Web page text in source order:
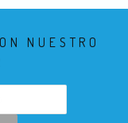
NUESTRO